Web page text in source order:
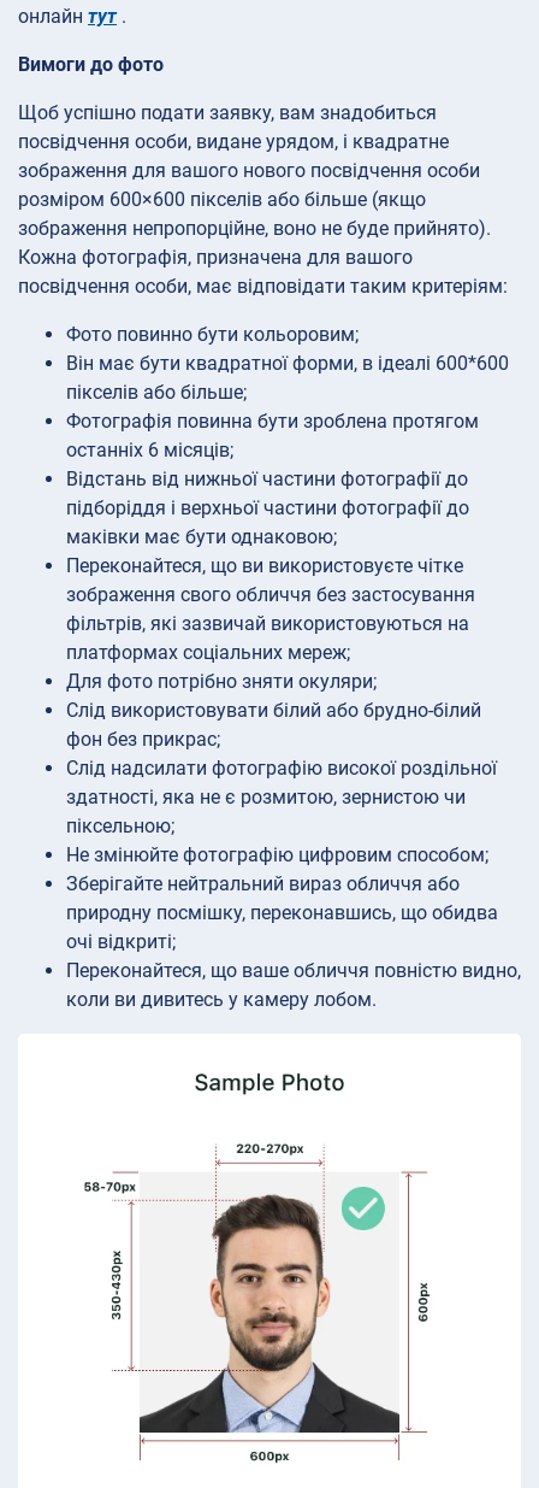
онлайн тут.
Вимоги до фото
Щоб успішно подати заявку, вам знадобиться
посвідчення особи, видане урядом, і квадратне
зображення для вашого нового посвідчення особи
розміром 600×600 пікселів або більше (якщо
зображення непропорційне, воно не буде прийнято).
Кожна фотографія, призначена для вашого
посвідчення особи, має відповідати таким критеріям:
Фото повинно бути кольоровим;
Він має бути квадратної форми, в ідеалі 600*600
пікселів або більше;
Фотографія повинна бути зроблена протягом
останніх 6 місяців;
Відстань від нижньої частини фотографії до
підборіддя і верхньої частини фотографії до
маківки має бути однаковою;
Переконайтеся, що ви використовуєте чітке
зображення свого обличчя без застосування
фільтрів, які зазвичай використовуються на
платформах соціальних мереж;
Для фото потрібно зняти окуляри;
Слід використовувати білий або брудно-білий
фон без прикрас;
Слід надсилати фотографію високої роздільної
здатності, яка не є розмитою, зернистою чи
піксельною;
Не змінюйте фотографію цифровим способом;
Зберігайте нейтральний вираз обличчя або
природну посмішку, переконавшись, що обидва
очі відкриті;
Переконайтеся, що ваше обличчя повністю видно,
коли ви дивитесь у камеру лобом.